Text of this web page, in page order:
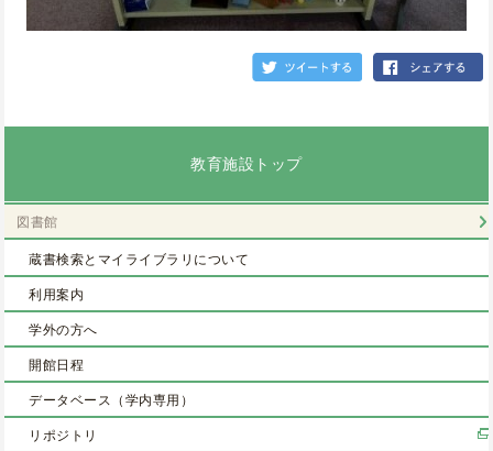
教育施設トップ
図書館
蔵書検索とマイライブラリについて
利用案内
学外の方へ
開館日程
データベース（学内専用）
リポジトリ